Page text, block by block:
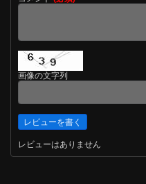
画像の文字列
レビューはありません